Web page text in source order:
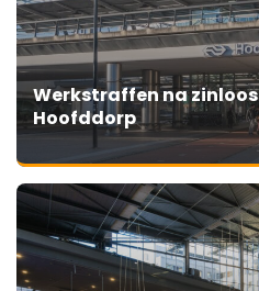
Werkstraffen na
Hoofddorp